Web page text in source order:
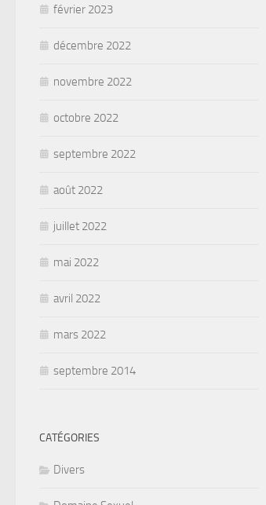
février 2023
décembre 2022
novembre 2022
octobre 2022
septembre 2022
août 2022
juillet 2022
mai 2022
avril 2022
mars 2022
septembre 2014
CATÉGORIES
Divers